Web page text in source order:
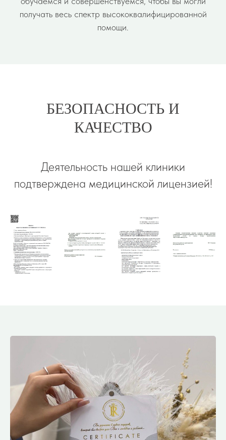
получать весь спектр высококвалифицированной
помощи.
БЕЗОПАСНОСТЬ И
КАЧЕСТВО
Деятельность нашей клиники
подтверждена медицинской лицензией!